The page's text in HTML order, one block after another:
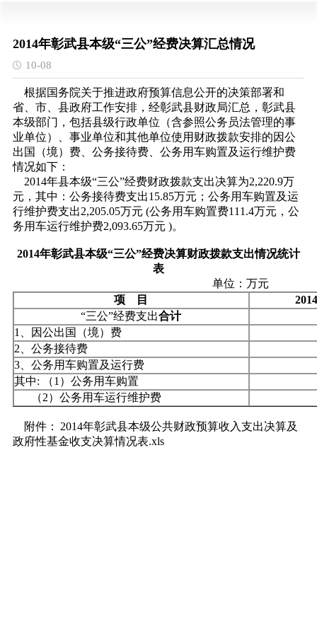
2014年彰武县本级“三公”经费决算汇总情况
10-08
根据国务院关于推进政府预算信息公开的决策部署和
省、市、县政府工作安排，经彰武县财政局汇总，彰武县
本级部门，包括县级行政单位（含参照公务员法管理的事
业单位）、事业单位和其他单位使用财政拨款安排的因公
出国（境）费、公务接待费、公务用车购置及运行维护费
情况如下：
2014年县本级“三公”经费财政拨款支出决算为2,220.9万
元，其中：公务接待费支出15.85万元；公务用车购置及运
行维护费支出2,205.05万元 (公务用车购置费111.4万元，公
务用车运行维护费2,093.65万元 )。
2014年彰武县本级“三公”经费决算财政拨款支出情况统计
表
单位：万元
项
目
2014
“三公”经费支出合计
1、因公出国（境）费
2、公务接待费
3、公务用车购置及运行费
其中: （1）公务用车购置
（2）公务用车运行维护费
附件：
2014年彰武县本级公共财政预算收入支出决算及
政府性基金收支决算情况表.xls